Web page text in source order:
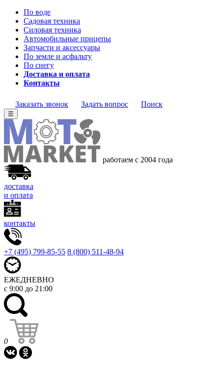
По воде
Садовая техника
Силовая техника
Автомобильные прицепы
Запчасти и аксессуары
По земле и асфальту
По снегу
Доставка и оплата
Контакты
Заказать звонок Задать вопрос Поиск
☰
работаем с 2004 года
доставка
и оплата
контакты
+7 (495) 799-85-55 8 (800) 511-48-94
ЕЖЕДНЕВНО
с 9:00 до 21:00
0